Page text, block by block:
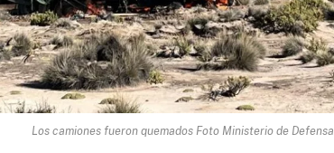
Los camiones fueron quemados Foto Ministerio de Defensa